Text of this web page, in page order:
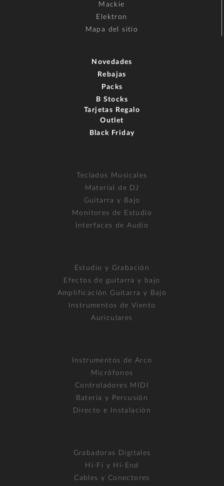
Mackie
Elektron
Mapa del sitio
Novedades
Rebajas
Packs
B Stocks
Tarjetas Regalo
Outlet
Black Friday
Teclados Musicales
Material de DJ
Guitarra y Bajo
Monitores de Estudio
Interfaces de Audio
Estudio y Grabación
Efectos de guitarra y bajo
Amplificación Guitarra y Bajo
Instrumentos de Viento
Auriculares
Instrumentos de Arco
Micrófonos
Controladores MIDI
Batería y Percusión
Directo e Instalación
Grabadoras Digitales
Hi-Fi y Hi-End
Cables y Conectores